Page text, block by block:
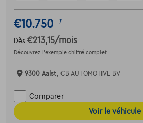
€10.750 1
Dès €213,15/mois
Découvrez l’exemple chiffré complet
9300 Aalst, CB AUTOMOTIVE BV
Comparer
Voir le véhicule